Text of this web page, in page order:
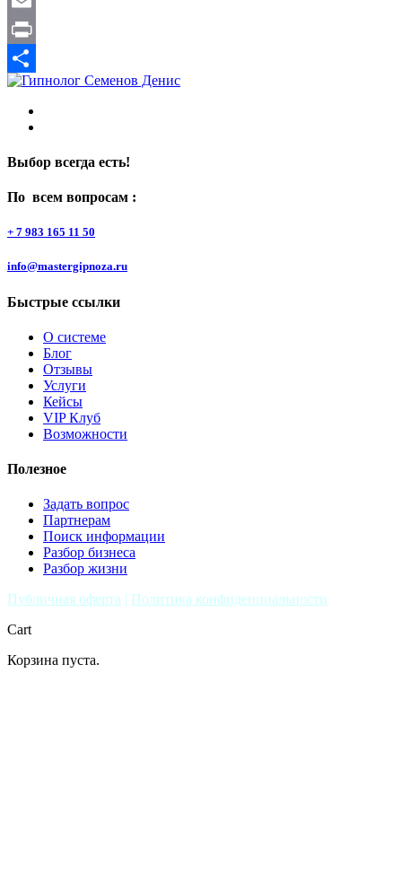
Email
Print
Отправить
Выбор всегда есть!
По всем вопросам :
+ 7 983 165 11 50
info@mastergipnoza.ru
Быстрые ссылки
О системе
Блог
Отзывы
Услуги
Кейсы
VIP Клуб
Возможности
Полезное
Задать вопрос
Партнерам
Поиск информации
Разбор бизнеса
Разбор жизни
Публичная оферта
Политика конфиденциальности
Cart
Корзина пуста.